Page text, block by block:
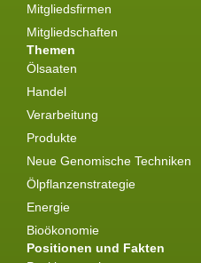
Mitgliedsfirmen
Mitgliedschaften
Themen
Ölsaaten
Handel
Verarbeitung
Produkte
Neue Genomische Techniken
Ölpflanzenstrategie
Energie
Bioökonomie
Positionen und Fakten